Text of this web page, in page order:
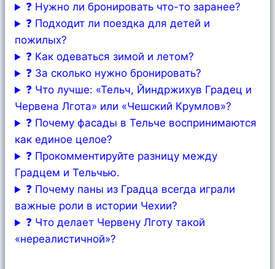
❓ Нужно ли бронировать что-то заранее?
❓ Подходит ли поездка для детей и
пожилых?
❓ Как одеваться зимой и летом?
❓ За сколько нужно бронировать?
❓ Что лучше: «Тельч, Йиндржихув Градец и
Червена Лгота» или «Чешский Крумлов»?
❓ Почему фасады в Тельче воспринимаются
как единое целое?
❓ Прокомментируйте разницу между
Градцем и Тельчью.
❓ Почему паны из Градца всегда играли
важные роли в истории Чехии?
❓ Что делает Червену Лготу такой
«нереалистичной»?